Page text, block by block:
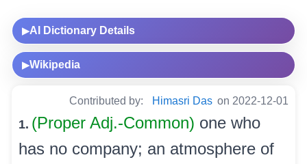
▶AI Dictionary Details
▶Wikipedia
Contributed by: Himasri Das on 2022-12-01
1. (Proper Adj.-Common) one who
has no company; an atmosphere of